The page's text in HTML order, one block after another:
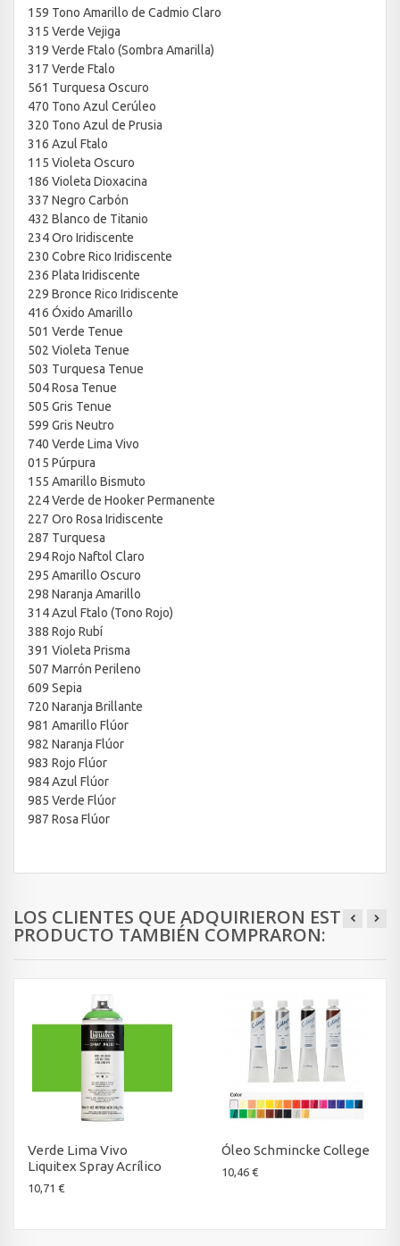
159 Tono Amarillo de Cadmio Claro
315 Verde Vejiga
319 Verde Ftalo (Sombra Amarilla)
317 Verde Ftalo
561 Turquesa Oscuro
470 Tono Azul Cerúleo
320 Tono Azul de Prusia
316 Azul Ftalo
115 Violeta Oscuro
186 Violeta Dioxacina
337 Negro Carbón
432 Blanco de Titanio
234 Oro Iridiscente
230 Cobre Rico Iridiscente
236 Plata Iridiscente
229 Bronce Rico Iridiscente
416 Óxido Amarillo
501 Verde Tenue
502 Violeta Tenue
503 Turquesa Tenue
504 Rosa Tenue
505 Gris Tenue
599 Gris Neutro
740 Verde Lima Vivo
015 Púrpura
155 Amarillo Bismuto
224 Verde de Hooker Permanente
227 Oro Rosa Iridiscente
287 Turquesa
294 Rojo Naftol Claro
295 Amarillo Oscuro
298 Naranja Amarillo
314 Azul Ftalo (Tono Rojo)
388 Rojo Rubí
391 Violeta Prisma
507 Marrón Perileno
609 Sepia
720 Naranja Brillante
981 Amarillo Flúor
982 Naranja Flúor
983 Rojo Flúor
984 Azul Flúor
985 Verde Flúor
987 Rosa Flúor
LOS CLIENTES QUE ADQUIRIERON ESTE
PRODUCTO TAMBIÉN COMPRARON:
Verde Lima Vivo
Liquitex Spray Acrílico
10,71 €
Óleo Schmincke College
10,46 €